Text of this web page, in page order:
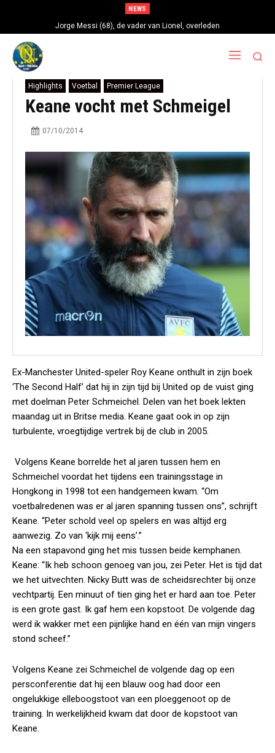
NEWS
Jorge Messi (68), de vader van Lionel, overleden
Highlights Voetbal Premier League
Keane vocht met Schmeigel
07/10/2014
Ex-Manchester United-speler Roy Keane onthult in zijn boek
‘The Second Half’ dat hij in zijn tijd bij United op de vuist ging
met doelman Peter Schmeichel. Delen van het boek lekten
maandag uit in Britse media. Keane gaat ook in op zijn
turbulente, vroegtijdige vertrek bij de club in 2005.
Volgens Keane borrelde het al jaren tussen hem en
Schmeichel voordat het tijdens een trainingsstage in
Hongkong in 1998 tot een handgemeen kwam. “Om
voetbalredenen was er al jaren spanning tussen ons”, schrijft
Keane. “Peter schold veel op spelers en was altijd erg
aanwezig. Zo van ‘kijk mij eens’.”
Na een stapavond ging het mis tussen beide kemphanen.
Keane: “Ik heb schoon genoeg van jou, zei Peter. Het is tijd dat
we het uitvechten. Nicky Butt was de scheidsrechter bij onze
vechtpartij. Een minuut of tien ging het er hard aan toe. Peter
is een grote gast. Ik gaf hem een kopstoot. De volgende dag
werd ik wakker met een pijnlijke hand en één van mijn vingers
stond scheef.”
Volgens Keane zei Schmeichel de volgende dag op een
persconferentie dat hij een blauw oog had door een
ongelukkige elleboogstoot van een ploeggenoot op de
training. In werkelijkheid kwam dat door de kopstoot van
Keane.